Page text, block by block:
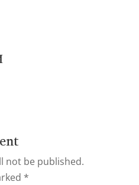
not be published.
*